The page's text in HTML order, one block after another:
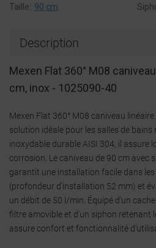
Taille: 90 cm
Description
Mexen Flat 360° M08
cm, inox - 1025090-40
Mexen Flat 360° M08 caniveau
solution idéale pour les salles de
inoxydable durable AISI 304, il assure
corrosion. Le caniveau de 90 cm avec
garantit une installation facile dans
(profondeur d'installation 52 mm) et
un débit de 50 l/min. Équipé d'un
filtre amovible et d'un siphon retenant
assure confort et fonctionnalité